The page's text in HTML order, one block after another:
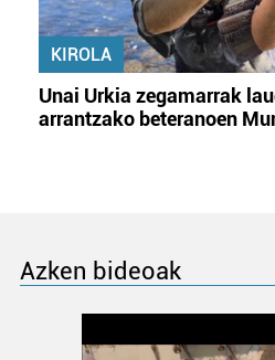
KIROLA
Unai Urkia zegamarrak
arrantzako beteranoen
Azken bideoak